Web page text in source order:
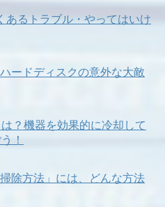
あるトラブル・やってはいけ
ードディスクの意外な大敵
？機器を効果的に冷却して
！
除方法」には、どんな方法